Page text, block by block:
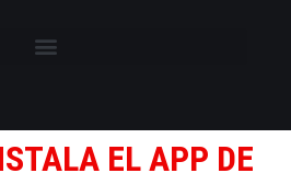
EL APP DE